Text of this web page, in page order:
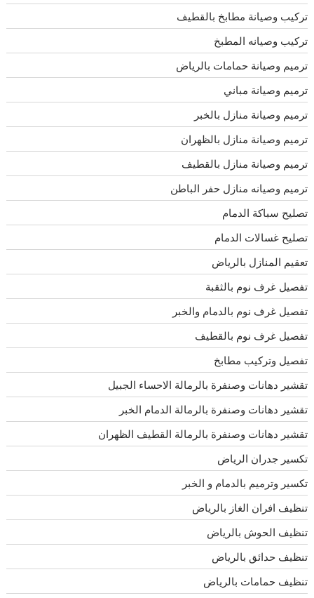
تركيب وصيانة مطابخ بالقطيف
تركيب وصيانه المطبخ
ترميم وصيانة حمامات بالرياض
ترميم وصيانة مباني
ترميم وصيانة منازل بالخبر
ترميم وصيانة منازل بالظهران
ترميم وصيانة منازل بالقطيف
ترميم وصيانه منازل حفر الباطن
تصليح سباكة الدمام
تصليح غسالات الدمام
تعقيم المنازل بالرياض
تفصيل غرف نوم بالثقبة
تفصيل غرف نوم بالدمام والخبر
تفصيل غرف نوم بالقطيف
تفصيل وتركيب مطابخ
تقشير دهانات وصنفرة بالرمالة الاحساء الجبيل
تقشير دهانات وصنفرة بالرمالة الدمام الخبر
تقشير دهانات وصنفرة بالرمالة القطيف الظهران
تكسير جدران الرياض
تكسير وترميم بالدمام و الخبر
تنظيف افران الغاز بالرياض
تنظيف الحوش بالرياض
تنظيف حدائق بالرياض
تنظيف حمامات بالرياض